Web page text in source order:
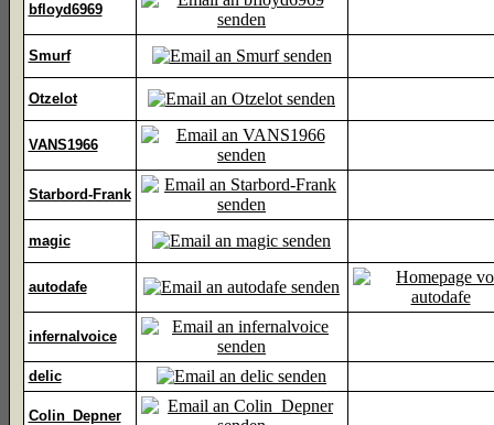
bfloyd6969
Smurf
Otzelot
VANS1966
Starbord-Frank
magic
autodafe
infernalvoice
delic
Colin_Depner